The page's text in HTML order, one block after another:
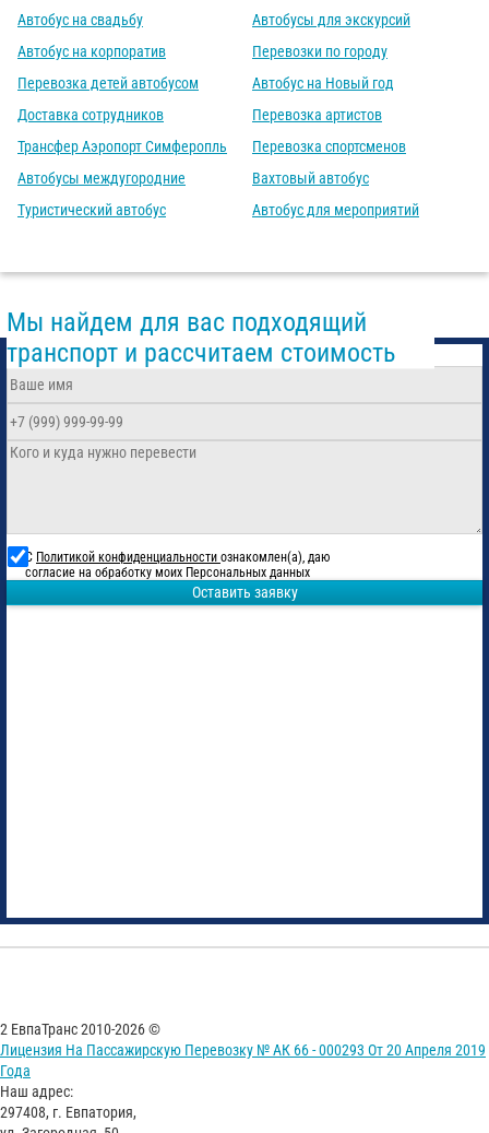
Автобус на свадьбу
Автобус на корпоратив
Перевозка детей автобусом
Доставка сотрудников
Трансфер Аэропорт Симферопль
Автобусы междугородние
Туристический автобус
Автобусы для экскурсий
Перевозки по городу
Автобус на Новый год
Перевозка артистов
Перевозка спортсменов
Вахтовый автобус
Автобус для мероприятий
Мы найдем для вас подходящий
транспорт и рассчитаем стоимость
С Политикой конфиденциальности ознакомлен(а), даю
согласие на обработку моих Персональных данных
Оставить заявку
2 ЕвпаТранс 2010-2026 ©
Лицензия На Пассажирскую Перевозку № АК 66 - 000293 От 20 Апреля 2019
Года
Наш адрес:
297408, г. Евпатория,